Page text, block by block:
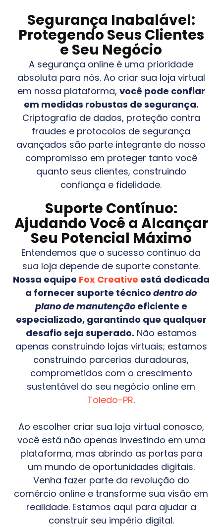
Segurança Inabalável:
Protegendo Seus Clientes
e Seu Negócio
A segurança online é uma prioridade
absoluta para nós. Ao criar sua loja virtual
em nossa plataforma, você pode confiar
em medidas robustas de segurança.
Criptografia de dados, proteção contra
fraudes e protocolos de segurança
avançados são parte integrante do nosso
compromisso em proteger tanto você
quanto seus clientes, construindo
confiança e fidelidade.
Suporte Contínuo:
Ajudando Você a Alcançar
Seu Potencial Máximo
Entendemos que o sucesso contínuo da
sua loja depende de suporte constante.
Nossa equipe Fox Creative está dedicada
a fornecer suporte técnico dentro do
plano de manutençãoeficiente e
especializado, garantindo que qualquer
desafio seja superado. Não estamos
apenas construindo lojas virtuais; estamos
construindo parcerias duradouras,
comprometidos com o crescimento
sustentável do seu negócio online em
Toledo-PR.
Ao escolher criar sua loja virtual conosco,
você está não apenas investindo em uma
plataforma, mas abrindo as portas para
um mundo de oportunidades digitais.
Venha fazer parte da revolução do
comércio online e transforme sua visão em
realidade. Estamos aqui para ajudar a
construir seu império digital.